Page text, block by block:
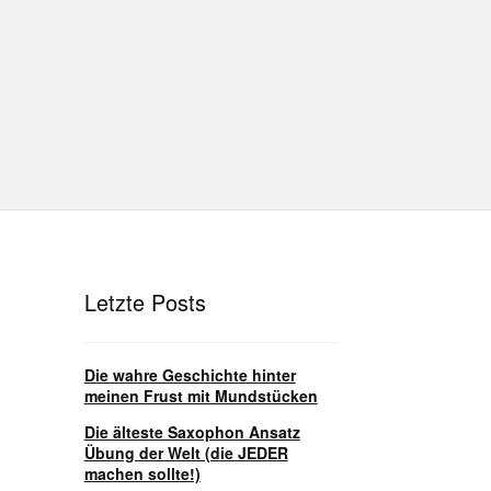
Unterrichtsbedingungen (AGBs)
Letzte Posts
Die wahre Geschichte hinter
meinen Frust mit Mundstücken
Die älteste Saxophon Ansatz
Übung der Welt (die JEDER
machen sollte!)